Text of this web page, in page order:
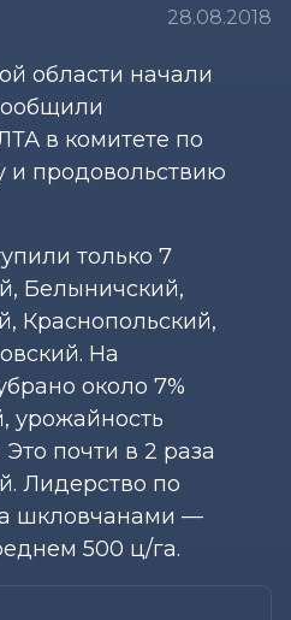
28.08.2018
области начали
в комитете по
и продовольствию
только 7
Белыничский,
Краснопольский,
На
около 7%
урожайность
почти в 2 раза
Лидерство по
шкловчанами —
500 ц/га.